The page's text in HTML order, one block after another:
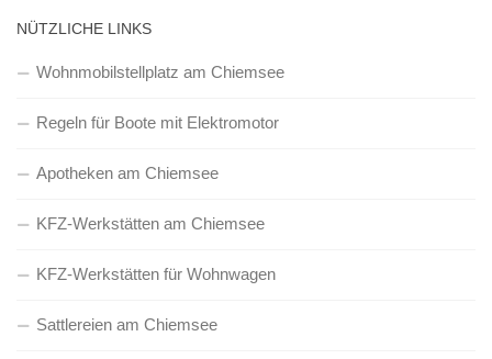
NÜTZLICHE LINKS
Wohnmobilstellplatz am Chiemsee
Regeln für Boote mit Elektromotor
Apotheken am Chiemsee
KFZ-Werkstätten am Chiemsee
KFZ-Werkstätten für Wohnwagen
Sattlereien am Chiemsee